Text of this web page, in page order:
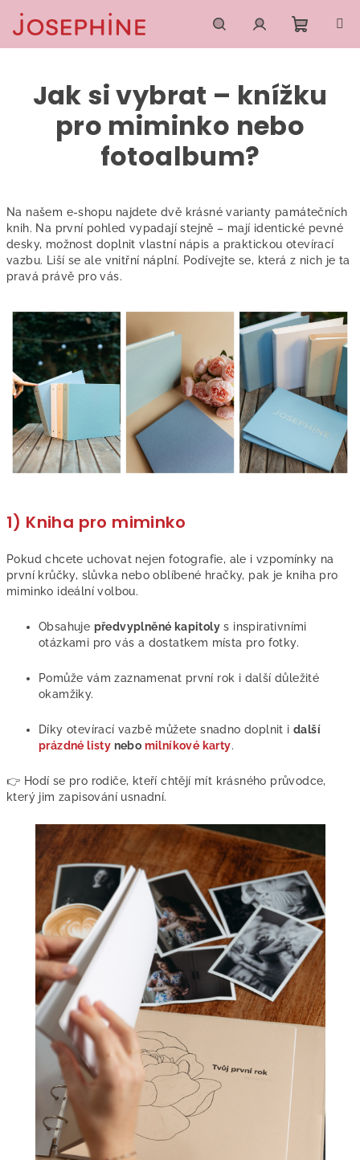
obsah
HledatPřihlášení
košík
Jak si vybrat – knížku
pro miminko nebo
fotoalbum?
Na našem e-shopu najdete dvě krásné varianty památečních
knih. Na první pohled vypadají stejně – mají identické pevné
desky, možnost doplnit vlastní nápis a praktickou otevírací
vazbu. Liší se ale vnitřní náplní. Podívejte se, která z nich je ta
pravá právě pro vás.
1) Kniha pro miminko
Pokud chcete uchovat nejen fotografie, ale i vzpomínky na
první krůčky, slůvka nebo oblíbené hračky, pak je kniha pro
miminko ideální volbou.
Obsahuje předvyplněné kapitoly s inspirativními
otázkami pro vás a dostatkem místa pro fotky.
Pomůže vám zaznamenat první rok i další důležité
okamžiky.
Díky otevírací vazbě můžete snadno doplnit i další
prázdné listy nebo milníkové karty.
👉 Hodí se pro rodiče, kteří chtějí mít krásného průvodce,
který jim zapisování usnadní.